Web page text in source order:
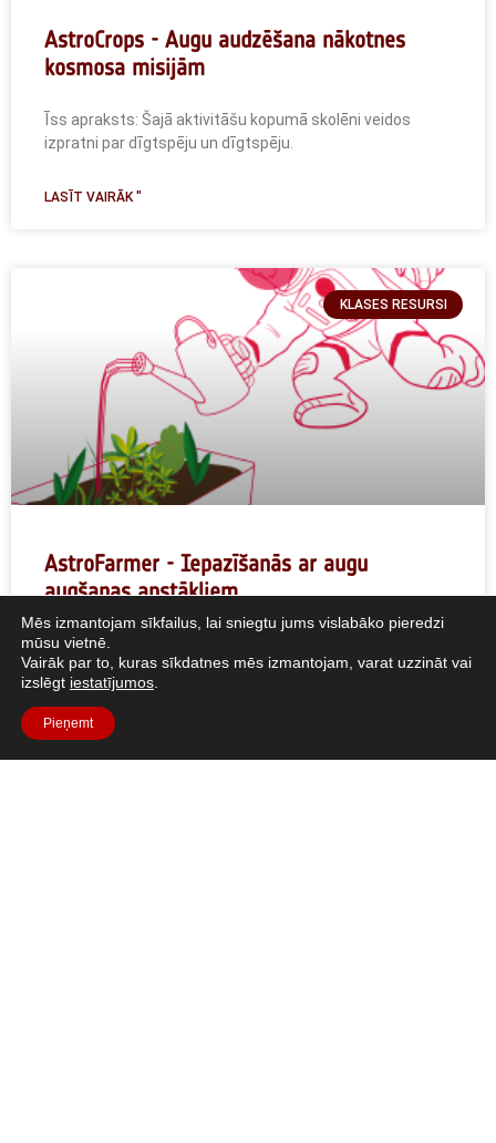
AstroCrops - Augu audzēšana nākotnes
kosmosa misijām
Īss apraksts: Šajā aktivitāšu kopumā skolēni veidos
izpratni par dīgtspēju un dīgtspēju.
LASĪT VAIRĀK "
KLASES RESURSI
AstroFarmer - Iepazīšanās ar augu
augšanas apstākļiem
Īss apraksts: Šajā sešu aktivitāšu kopumā skolēni pētīs,
kādi faktori ietekmē augus.
LASĪT VAIRĀK "
1 2
Mēs izmantojam sīkfailus, lai sniegtu jums vislabāko pieredzi
mūsu vietnē.
Vairāk par to, kuras sīkdatnes mēs izmantojam, varat uzzināt vai
izslēgt iestatījumos
Pieņemt